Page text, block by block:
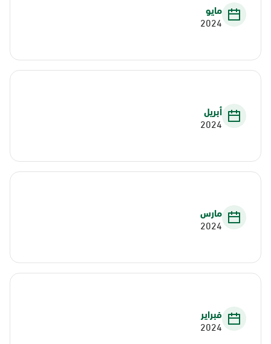
مايو
2024
أبريل
2024
مارس
2024
فبراير
2024